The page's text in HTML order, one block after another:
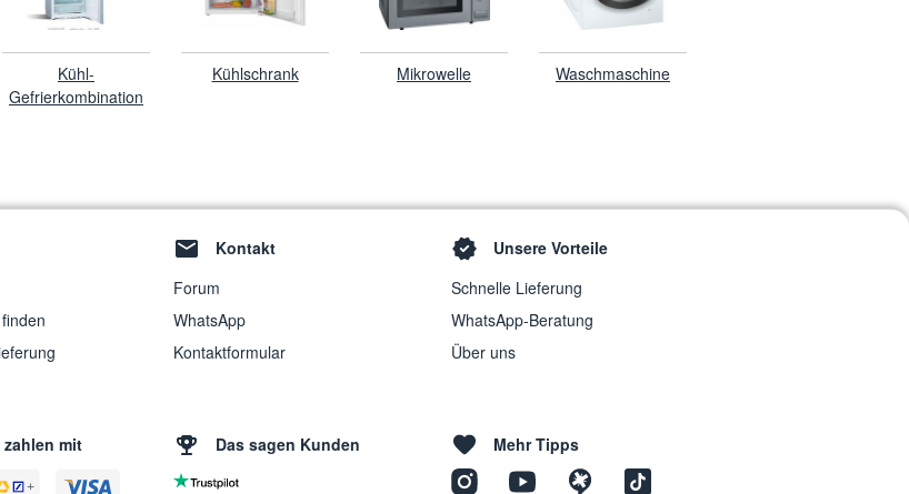
Kühl-
Gefrierkombination
Kühlschrank Mikrowelle Waschmaschine
Kontakt
Forum
WhatsApp
Kontaktformular
Unsere Vorteile
Schnelle Lieferung
WhatsApp-Beratung
Über uns
zahlen mit Das sagen Kunden Mehr Tipps